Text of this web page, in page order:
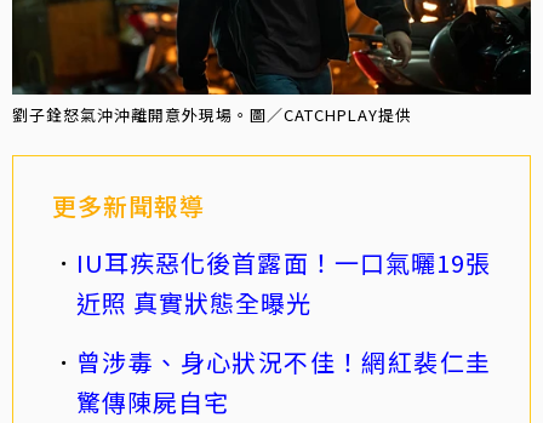
劉子銓怒氣沖沖離開意外現場。圖／CATCHPLAY提供
更多新聞報導
IU耳疾惡化後首露面！一口氣曬19張
近照 真實狀態全曝光
曾涉毒、身心狀況不佳！網紅裴仁圭
驚傳陳屍自宅